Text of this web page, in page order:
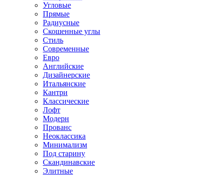
Угловые
Прямые
Радиусные
Скошенные углы
Стиль
Современные
Евро
Английские
Дизайнерские
Итальянские
Кантри
Классические
Лофт
Модерн
Прованс
Неоклассика
Минимализм
Под старину
Скандинавские
Элитные